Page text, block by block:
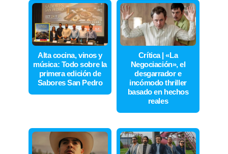
Alta cocina, vinos y
música: Todo sobre la
primera edición de
Sabores San Pedro
Crítica | «La
Negociación», el
desgarrador e
incómodo thriller
basado en hechos
reales